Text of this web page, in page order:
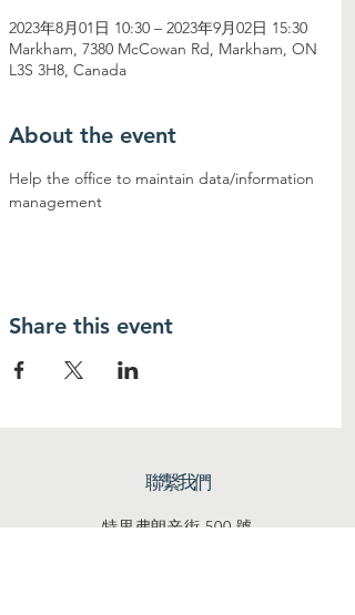
2023年8月01日 10:30 – 2023年9月02日 15:30
Markham, 7380 McCowan Rd, Markham, ON
L3S 3H8, Canada
About the event
Help the office to maintain data/information
management
Share this event
聯繫我們
特里弗朗辛街 500 號